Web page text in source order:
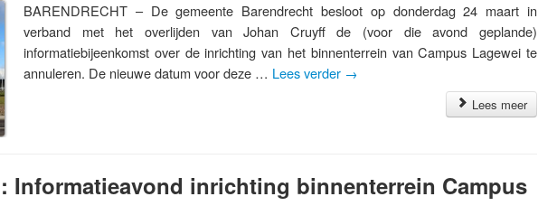
BARENDRECHT – De gemeente Barendrecht besloot op donderdag 24 maart in
verband met het overlijden van Johan Cruyff de (voor die avond geplande)
informatiebijeenkomst over de inrichting van het binnenterrein van Campus Lagewei te
annuleren. De nieuwe datum voor deze … Lees verder →
Lees meer
Informatieavond inrichting binnenterrein Campus